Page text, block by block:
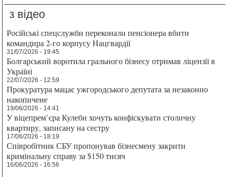
з відео
Російські спецслужби переконали пенсіонера вбити
командира 2-го корпусу Нацгвардії
31/07/2026 - 19:45
Болгарський воротила грального бізнесу отримав ліцензії в
Україні
22/07/2026 - 12:59
Прокуратура мацає ужгородського депутата за незаконно
накопичене
19/06/2026 - 14:41
У віцепрем’єра Кулеби хочуть конфіскувати столичну
квартиру, записану на сестру
17/06/2026 - 18:19
Співробітник СБУ пропонував бізнесмену закрити
кримінальну справу за $150 тисяч
16/06/2026 - 16:56